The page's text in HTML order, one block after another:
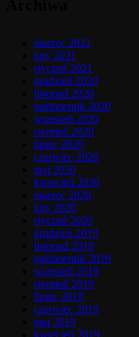
marzec 2021
luty 2021
styczeń 2021
grudzień 2020
listopad 2020
październik 2020
wrzesień 2020
sierpień 2020
lipiec 2020
czerwiec 2020
maj 2020
kwiecień 2020
marzec 2020
luty 2020
styczeń 2020
grudzień 2019
listopad 2019
październik 2019
wrzesień 2019
sierpień 2019
lipiec 2019
czerwiec 2019
maj 2019